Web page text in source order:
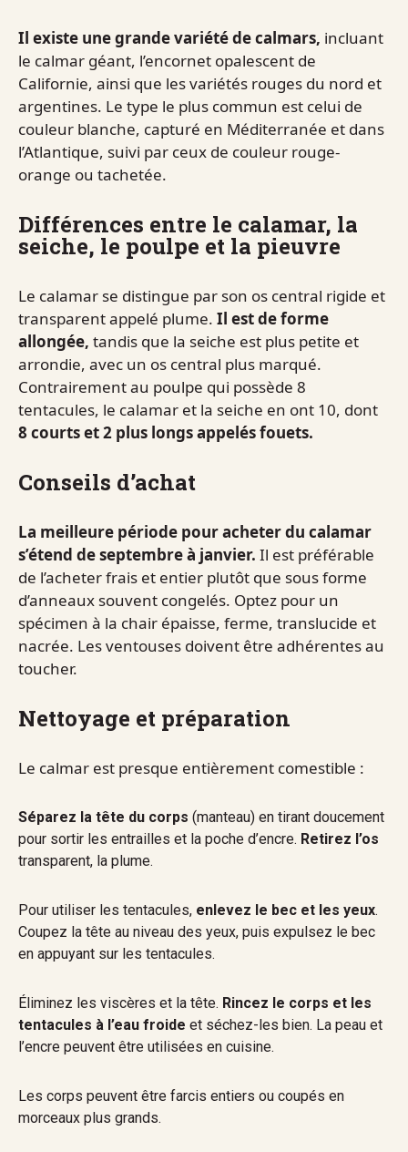
Il existe une grande variété de calmars, incluant
le calmar géant, l’encornet opalescent de
Californie, ainsi que les variétés rouges du nord et
argentines. Le type le plus commun est celui de
couleur blanche, capturé en Méditerranée et dans
l’Atlantique, suivi par ceux de couleur rouge-
orange ou tachetée.
Différences entre le calamar, la
seiche, le poulpe et la pieuvre
Le calamar se distingue par son os central rigide et
transparent appelé plume. Il est de forme
allongée, tandis que la seiche est plus petite et
arrondie, avec un os central plus marqué.
Contrairement au poulpe qui possède 8
tentacules, le calamar et la seiche en ont 10, dont
8 courts et 2 plus longs appelés fouets.
Conseils d’achat
La meilleure période pour acheter du calamar
s’étend de septembre à janvier. Il est préférable
de l’acheter frais et entier plutôt que sous forme
d’anneaux souvent congelés. Optez pour un
spécimen à la chair épaisse, ferme, translucide et
nacrée. Les ventouses doivent être adhérentes au
toucher.
Nettoyage et préparation
Le calmar est presque entièrement comestible :
Séparez la tête du corps (manteau) en tirant doucement
pour sortir les entrailles et la poche d’encre. Retirez l’os
transparent, la plume.
Pour utiliser les tentacules, enlevez le bec et les yeux.
Coupez la tête au niveau des yeux, puis expulsez le bec
en appuyant sur les tentacules.
Éliminez les viscères et la tête. Rincez le corps et les
tentacules à l’eau froide et séchez-les bien. La peau et
l’encre peuvent être utilisées en cuisine.
Les corps peuvent être farcis entiers ou coupés en
morceaux plus grands.